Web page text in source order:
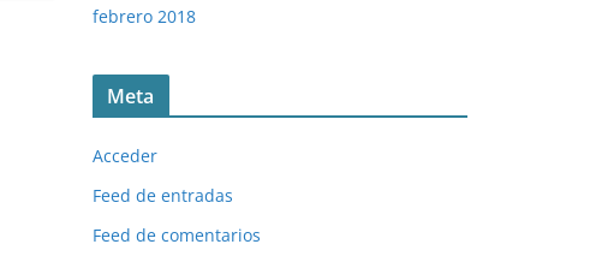
febrero 2018
Meta
Acceder
Feed de entradas
Feed de comentarios